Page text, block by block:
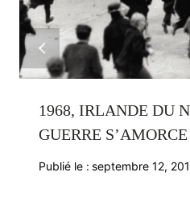
1968, IRLANDE DU
GUERRE S’AMORCE
Publié le : septembre 12,